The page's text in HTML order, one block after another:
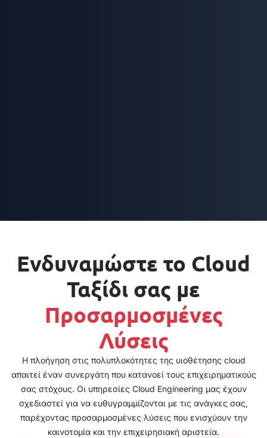
Ενδυναμώστε το Cloud
Ταξίδι σας με
Προσαρμοσμένες
Λύσεις
Η πλοήγηση στις πολυπλοκότητες της υιοθέτησης cloud
απαιτεί έναν συνεργάτη που κατανοεί τους επιχειρηματικούς
σας στόχους. Οι υπηρεσίες Cloud Engineering μας έχουν
σχεδιαστεί για να ευθυγραμμίζονται με τις ανάγκες σας,
παρέχοντας προσαρμοσμένες λύσεις που ενισχύουν την
καινοτομία και την επιχειρησιακή αριστεία.